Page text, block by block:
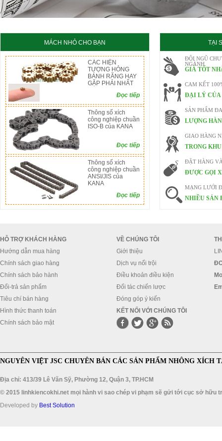
MÁCH NHỎ CHO BẠN
CÁC HIỆN
TƯỢNG HỎNG
BÁNH RĂNG HAY
GẶP PHẢI NHẤT
Đọc tiếp
Thông số xích
công nghiệp chuần
ISO-B của KANA
Đọc tiếp
Thông số xích
công nghiệp chuần
ANSI/JIS của
KANA
Đọc tiếp
TẠI
ĐỘI NGŨ
NGÀNH
GIÁ TỐT
CAM KẾT
ĐẠI LÝ CỦA
SẢN PHẨM
LƯỢNG
GIAO HÀNG
TRONG
ĐẶT HÀNG
ĐƯỢC GỌI
MẠNG LƯỚI
NHIỀU SẢN
HỖ TRỢ KHÁCH HÀNG
Hướng dẫn mua hàng
Chính sách giao hàng
Chính sách bảo hành
Đổi-trả sản phẩm
Tiêu chí bán hàng
Hình thức thanh toán
Chính sách bảo mật
VỀ CHÚNG TÔI
Giới thiệu
Dịch vụ nổi trội
Điều khoản điều kiện
Đối tác chiến lược
Đóng góp ý kiến
KẾT NỐI VỚI CHÚNG TÔI
NGUYÊN VIỆT JSC CHUYÊN BÁN CÁC SẢN PHẨM NHÔNG XÍCH
Địa chỉ: 413/39 Lê Văn Sỹ, Phường 12, Quận 3, TP.HCM
© 2015 linhkiencokhi.net mọi hành vi sao chép vi phạm sẽ gửi tới cục sở hữu
Developed by Best Solution